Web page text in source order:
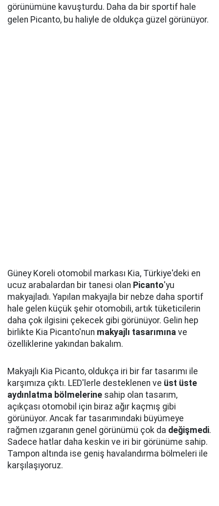
görünümüne kavuşturdu. Daha da bir sportif hale
gelen Picanto, bu haliyle de oldukça güzel görünüyor.
Güney Koreli otomobil markası Kia, Türkiye'deki en
ucuz arabalardan bir tanesi olan Picanto'yu
makyajladı. Yapılan makyajla bir nebze daha sportif
hale gelen küçük şehir otomobili, artık tüketicilerin
daha çok ilgisini çekecek gibi görünüyor. Gelin hep
birlikte Kia Picanto'nun makyajlı tasarımına ve
özelliklerine yakından bakalım.
Makyajlı Kia Picanto, oldukça iri bir far tasarımı ile
karşımıza çıktı. LED'lerle desteklenen ve üst üste
aydınlatma bölmelerine sahip olan tasarım,
açıkçası otomobil için biraz ağır kaçmış gibi
görünüyor. Ancak far tasarımındaki büyümeye
rağmen ızgaranın genel görünümü çok da değişmedi.
Sadece hatlar daha keskin ve iri bir görünüme sahip.
Tampon altında ise geniş havalandırma bölmeleri ile
karşılaşıyoruz.